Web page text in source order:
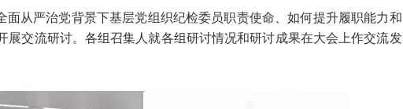
面从严治党背景下基层党组织纪检委员职责使命、如何提升履职能力和
展交流研讨。各组召集人就各组研讨情况和研讨成果在大会上作交流发